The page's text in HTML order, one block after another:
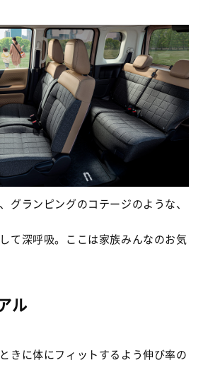
グランピングのコテージのような、
て深呼吸。ここは家族みんなのお気
ル
きに体にフィットするよう伸び率の